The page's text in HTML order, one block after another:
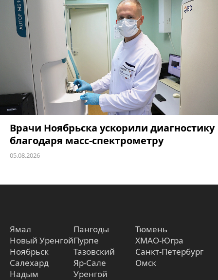
Врачи Ноябрьска ускорили диагностику
благодаря масс-спектрометру
05.08.2026
Ямал
Новый Уренгой
Ноябрьск
Салехард
Надым
Пангоды
Пурпе
Тазовский
Яр-Сале
Уренгой
Тюмень
ХМАО-Югра
Санкт-Петербург
Омск